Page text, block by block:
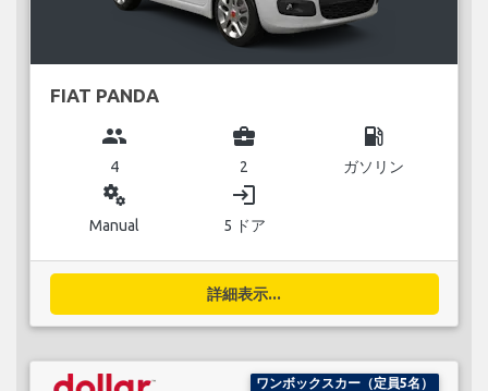
FIAT PANDA
group
4
business_center
2
local_gas_station
ガソリン
miscellaneous_services
Manual
login
5 ドア
詳細表示...
ワンボックスカー（定員5名）